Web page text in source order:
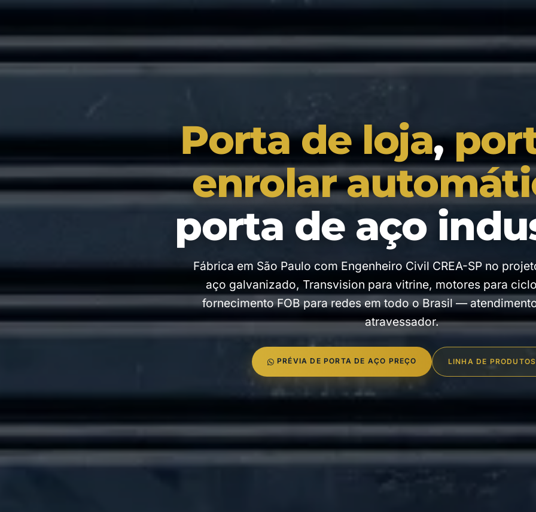
Porta de loja,
enrolar
porta de aço
Fábrica em São Paulo com Engenheiro Civil CREA-SP no
aço galvanizado, Transvision para vitrine, motores para
fornecimento FOB para redes em todo o Brasil —
atravessador.
PRÉVIA DE PORTA DE AÇO PREÇO LINHA DE PRODUTOS